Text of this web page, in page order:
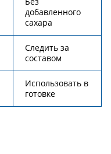
добавленного
сахара
Следить за
составом
Использовать в
готовке